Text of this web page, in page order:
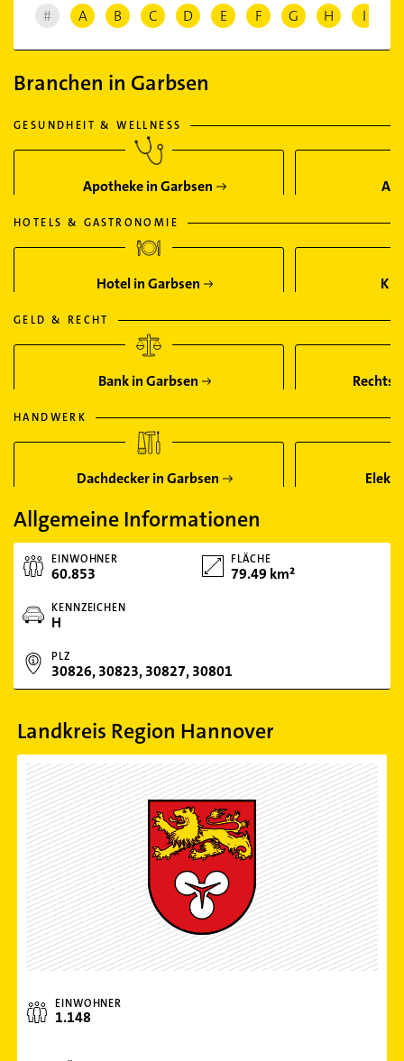
# A B C D E F G H I
Branchen in Garbsen
GESUNDHEIT & WELLNESS
Apotheke in Garbsen
HOTELS & GASTRONOMIE
Hotel in Garbsen
GELD & RECHT
Bank in Garbsen
HANDWERK
Dachdecker in Garbsen
Allgemeine Informationen
EINWOHNER
60.853
FLÄCHE
79.49 km²
KENNZEICHEN
H
PLZ
30826, 30823, 30827, 30801
Landkreis Region Hannover
EINWOHNER
1.148